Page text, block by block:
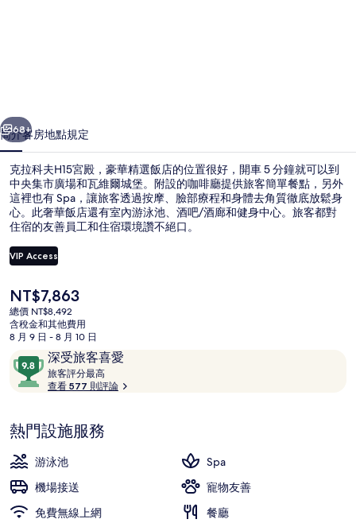
豪
華
精
選
飯
店
相
片
集
個 下一個
68+
簡介客房地點規定
克拉科夫H15宮殿，豪華精選飯店的位置很好，開車 5 分鐘就可以到
中央集市廣場和瓦維爾城堡。附設的咖啡廳提供旅客簡單餐點，另外
這裡也有 Spa，讓旅客透過按摩、臉部療程和身體去角質徹底放鬆身
心。此奢華飯店還有室內游泳池、酒吧/酒廊和健身中心。旅客都對
住宿的友善員工和住宿環境讚不絕口。
VIP Access
目
前
的
價
是
NT$7,863
NT$7,863
總價 NT$8,492
含稅金和其他費用
8 月 9 日 - 8 月 10 日
評
論
深受旅客喜愛
9.8
分，
滿
10，
深
受
旅
客
喜
旅客評分最高
客
查看 577 則評論
熱門設施服務
游泳池
Spa
機場接送
寵物友善
免費無線上網
餐廳